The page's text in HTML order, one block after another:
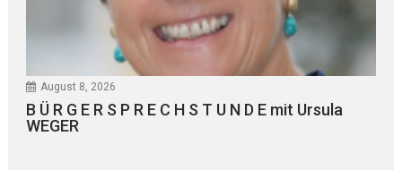
August 8, 2026
B Ü R G E R S P R E C H S T U N D E mit Ursula
WEGER